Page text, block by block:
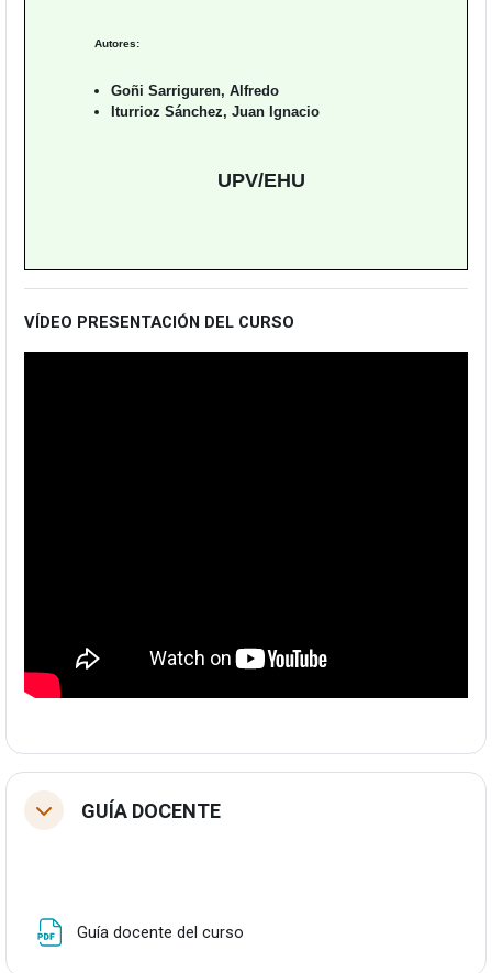
Autores:
Goñi Sarriguren, Alfredo
Iturrioz Sánchez, Juan Ignacio
UPV/EHU
VÍDEO PRESENTACIÓN DEL CURSO
TolestuGUÍA DOCENTE
Guía docente del curso